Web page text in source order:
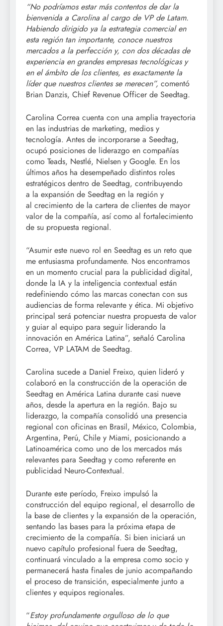
“No podríamos estar más contentos de dar la
bienvenida a Carolina al cargo de VP de Latam.
Habiendo dirigido ya la estrategia comercial en
esta región tan importante, conoce nuestros
mercados a la perfección y, con dos décadas de
experiencia en grandes empresas tecnológicas y
en el ámbito de los clientes, es exactamente la
líder que nuestros clientes se merecen”, comentó
Brian Danzis, Chief Revenue Officer de Seedtag.
Carolina Correa cuenta con una amplia trayectoria
en las industrias de marketing, medios y
tecnología. Antes de incorporarse a Seedtag,
ocupó posiciones de liderazgo en compañías
como Teads, Nestlé, Nielsen y Google. En los
últimos años ha desempeñado distintos roles
estratégicos dentro de Seedtag, contribuyendo
a la expansión de Seedtag en la región y
al crecimiento de la cartera de clientes de mayor
valor de la compañía, así como al fortalecimiento
de su propuesta regional.
“Asumir este nuevo rol en Seedtag es un reto que
me entusiasma profundamente. Nos encontramos
en un momento crucial para la publicidad digital,
donde la IA y la inteligencia contextual están
redefiniendo cómo las marcas conectan con sus
audiencias de forma relevante y ética. Mi objetivo
principal será potenciar nuestra propuesta de valor
y guiar al equipo para seguir liderando la
innovación en América Latina”, señaló Carolina
Correa, VP LATAM de Seedtag.
Carolina sucede a Daniel Freixo, quien lideró y
colaboró en la construcción de la operación de
Seedtag en América Latina durante casi nueve
años, desde la apertura en la región. Bajo su
liderazgo, la compañía consolidó una presencia
regional con oficinas en Brasil, México, Colombia,
Argentina, Perú, Chile y Miami, posicionando a
Latinoamérica como uno de los mercados más
relevantes para Seedtag y como referente en
publicidad Neuro-Contextual.
Durante este período, Freixo impulsó la
construcción del equipo regional, el desarrollo de
la base de clientes y la expansión de la operación,
sentando las bases para la próxima etapa de
crecimiento de la compañía. Si bien iniciará un
nuevo capítulo profesional fuera de Seedtag,
continuará vinculado a la empresa como socio y
permanecerá hasta finales de junio acompañando
el proceso de transición, especialmente junto a
clientes y equipos regionales.
“Estoy profundamente orgulloso de lo que